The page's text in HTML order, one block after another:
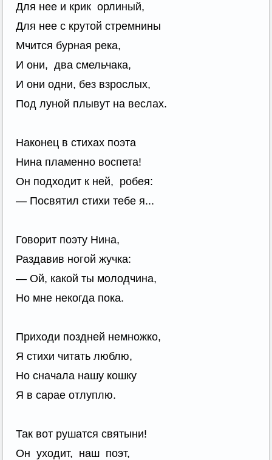
Для нее и крик орлиный,
Для нее с крутой стремнины
Мчится бурная река,
И они, два смельчака,
И они одни, без взрослых,
Под луной плывут на веслах.
Наконец в стихах поэта
Нина пламенно воспета!
Он подходит к ней, робея:
— Посвятил стихи тебе я...
Говорит поэту Нина,
Раздавив ногой жучка:
— Ой, какой ты молодчина,
Но мне некогда пока.
Приходи поздней немножко,
Я стихи читать люблю,
Но сначала нашу кошку
Я в сарае отлуплю.
Так вот рушатся святыни!
Он уходит, наш поэт,